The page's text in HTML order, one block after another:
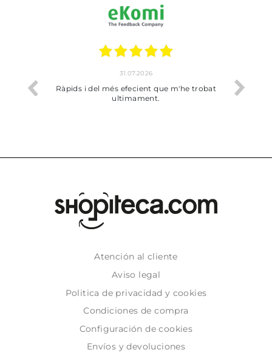
31.07.2026
Ràpids i del més efecient que m'he trobat
ultimament.
Atención al cliente
Aviso legal
Politica de privacidad y cookies
Condiciones de compra
Configuración de cookies
Envíos y devoluciones